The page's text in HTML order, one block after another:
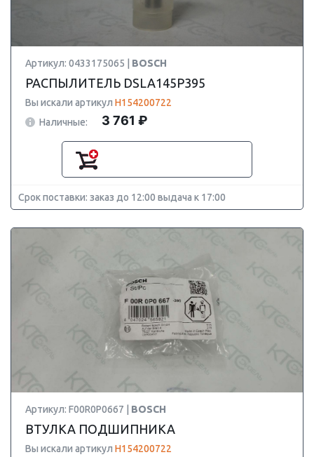
Артикул: 0433175065 | BOSCH
РАСПЫЛИТЕЛЬ DSLA145P395
Вы искали артикул H154200722
Наличные:
3 761 ₽
Срок поставки: заказ до 12:00 выдача к 17:00
Артикул: F00R0P0667 | BOSCH
ВТУЛКА ПОДШИПНИКА
Вы искали артикул H154200722